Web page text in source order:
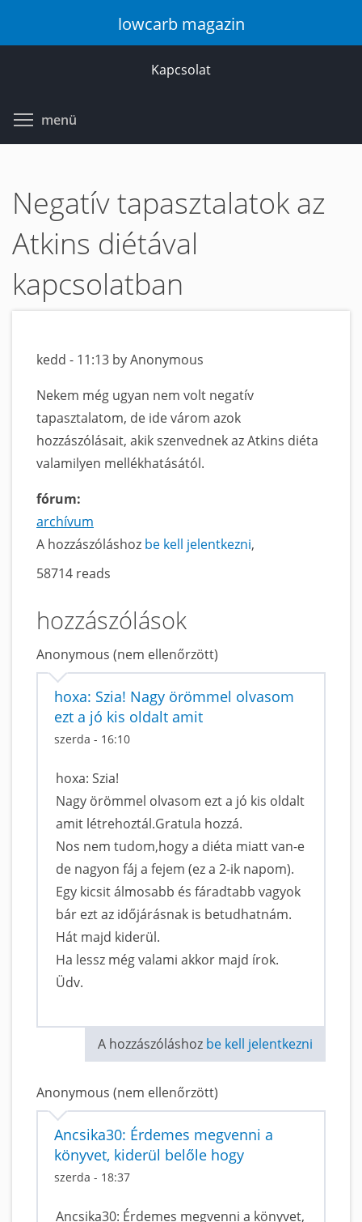
lowcarb magazin
Kapcsolat
menü
Negatív tapasztalatok az
Atkins diétával
kapcsolatban
kedd - 11:13 by Anonymous
Nekem még ugyan nem volt negatív
tapasztalatom, de ide várom azok
hozzászólásait, akik szenvednek az Atkins diéta
valamilyen mellékhatásától.
fórum:
archívum
A hozzászóláshoz be kell jelentkezni
58714 reads
hozzászólások
Anonymous (nem ellenőrzött)
hoxa: Szia! Nagy örömmel olvasom
ezt a jó kis oldalt amit
szerda - 16:10
hoxa: Szia!
Nagy örömmel olvasom ezt a jó kis oldalt
amit létrehoztál.Gratula hozzá.
Nos nem tudom,hogy a diéta miatt van-e
de nagyon fáj a fejem (ez a 2-ik napom).
Egy kicsit álmosabb és fáradtabb vagyok
bár ezt az időjárásnak is betudhatnám.
Hát majd kiderül.
Ha lessz még valami akkor majd írok.
Üdv.
A hozzászóláshoz be kell jelentkezni
Anonymous (nem ellenőrzött)
Ancsika30: Érdemes megvenni a
könyvet, kiderül belőle hogy
szerda - 18:37
Ancsika30: Érdemes megvenni a könyvet,